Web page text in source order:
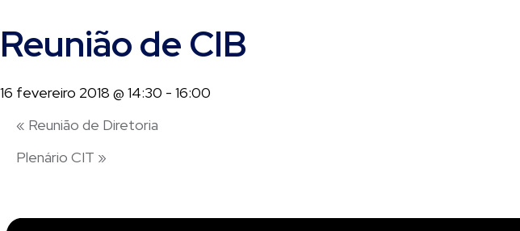
Reunião de CIB
16 fevereiro 2018 @ 14:30 - 16:00
« Reunião de Diretoria
Plenário CIT »